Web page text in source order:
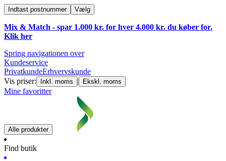
Indtast postnummer Vælg
Mix & Match - spar 1.000 kr. for hver 4.000 kr. du køber for.
Klik her
Spring navigationen over
Kundeservice
PrivatkundeErhvervskunde
Vis priser:
Inkl. moms | Ekskl. moms
Mine favoritter
Alle produkter
Find butik